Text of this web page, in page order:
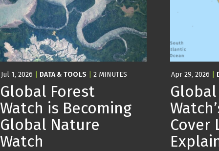
Jul 1, 2026 DATA & TOOLS 2 MINUTES
Global Forest
Watch is Becoming
Global Nature
Watch
Apr 29, 2026
Cover